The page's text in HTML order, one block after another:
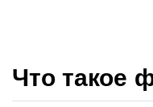
Что такое